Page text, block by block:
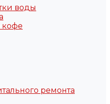
воды
кофе
ремонта